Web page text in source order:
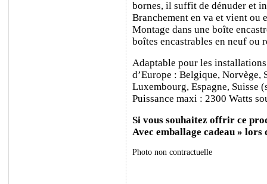
bornes, il suffit de dénuder et
Branchement en va et vient ou
Montage dans une boîte
boîtes encastrables en neuf ou
Adaptable pour les
d’Europe : Belgique, Norvège,
Luxembourg, Espagne, Suisse
Puissance maxi : 2300 Watts
Si vous souhaitez offrir ce
Avec emballage cadeau » lors
Photo non contractuelle